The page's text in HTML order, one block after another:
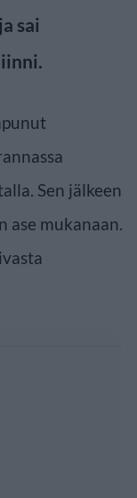
sai
Sen jälkeen
ase mukanaan.